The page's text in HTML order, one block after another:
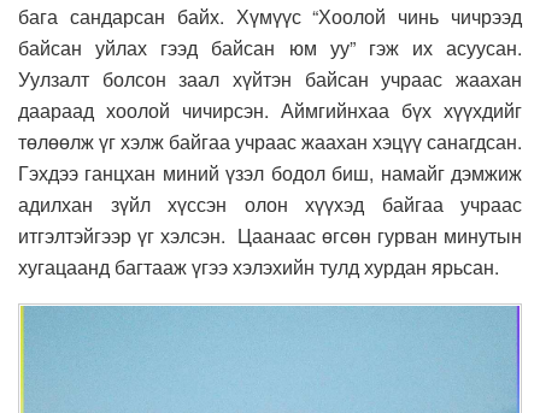
бага сандарсан байх. Хүмүүс “Хоолой чинь чичрээд
байсан уйлах гээд байсан юм уу” гэж их асуусан.
Уулзалт болсон заал хүйтэн байсан учраас жаахан
даараад хоолой чичирсэн. Аймгийнхаа бүх хүүхдийг
төлөөлж үг хэлж байгаа учраас жаахан хэцүү санагдсан.
Гэхдээ ганцхан миний үзэл бодол биш, намайг дэмжиж
адилхан зүйл хүссэн олон хүүхэд байгаа учраас
итгэлтэйгээр үг хэлсэн. Цаанаас өгсөн гурван минутын
хугацаанд багтааж үгээ хэлэхийн тулд хурдан ярьсан.